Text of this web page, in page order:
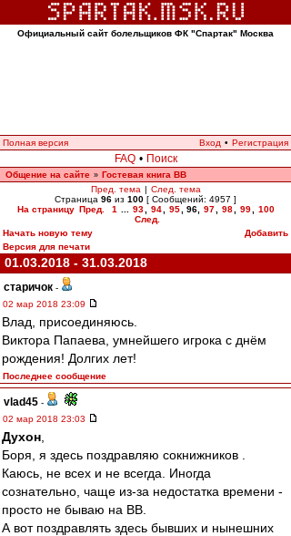
Официальный сайт болельщиков ФК "Спартак" Москва
Полная версия Вход • Регистрация
FAQ • Поиск
Общение на сайте » Гостевая книга ВВ
Пред. тема | След. тема
Страница 96 из 100 [ Сообщений: 4957 ]
На страницу Пред. 1 93 94 95 96, 97 98 99
100
След.
Начать новую тему
Добавить
Версия для печати
01.03.2018 - 31.03.2018
старичок -
02 мар 2018 23:09
Влад, присоединяюсь.
Виктора Папаева, умнейшего игрока с днём
рождения! Долгих лет!
Последнее сообщение
vlad45 -
02 мар 2018 23:03
Духон
Боря, я здесь поздравляю сокнижников .
Каюсь, не всех и не всегда. Иногда
сознательно, чаще из-за недостатка времени -
просто не бываю на ВВ.
А вот поздравлять здесь бывших и нынешних